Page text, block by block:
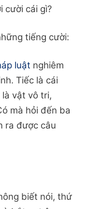
cười cái gì?
tiếng cười:
luật nghiêm
Tiếc là cái
vật vô tri,
mà hỏi đến ba
ra được câu
biết nói, thứ